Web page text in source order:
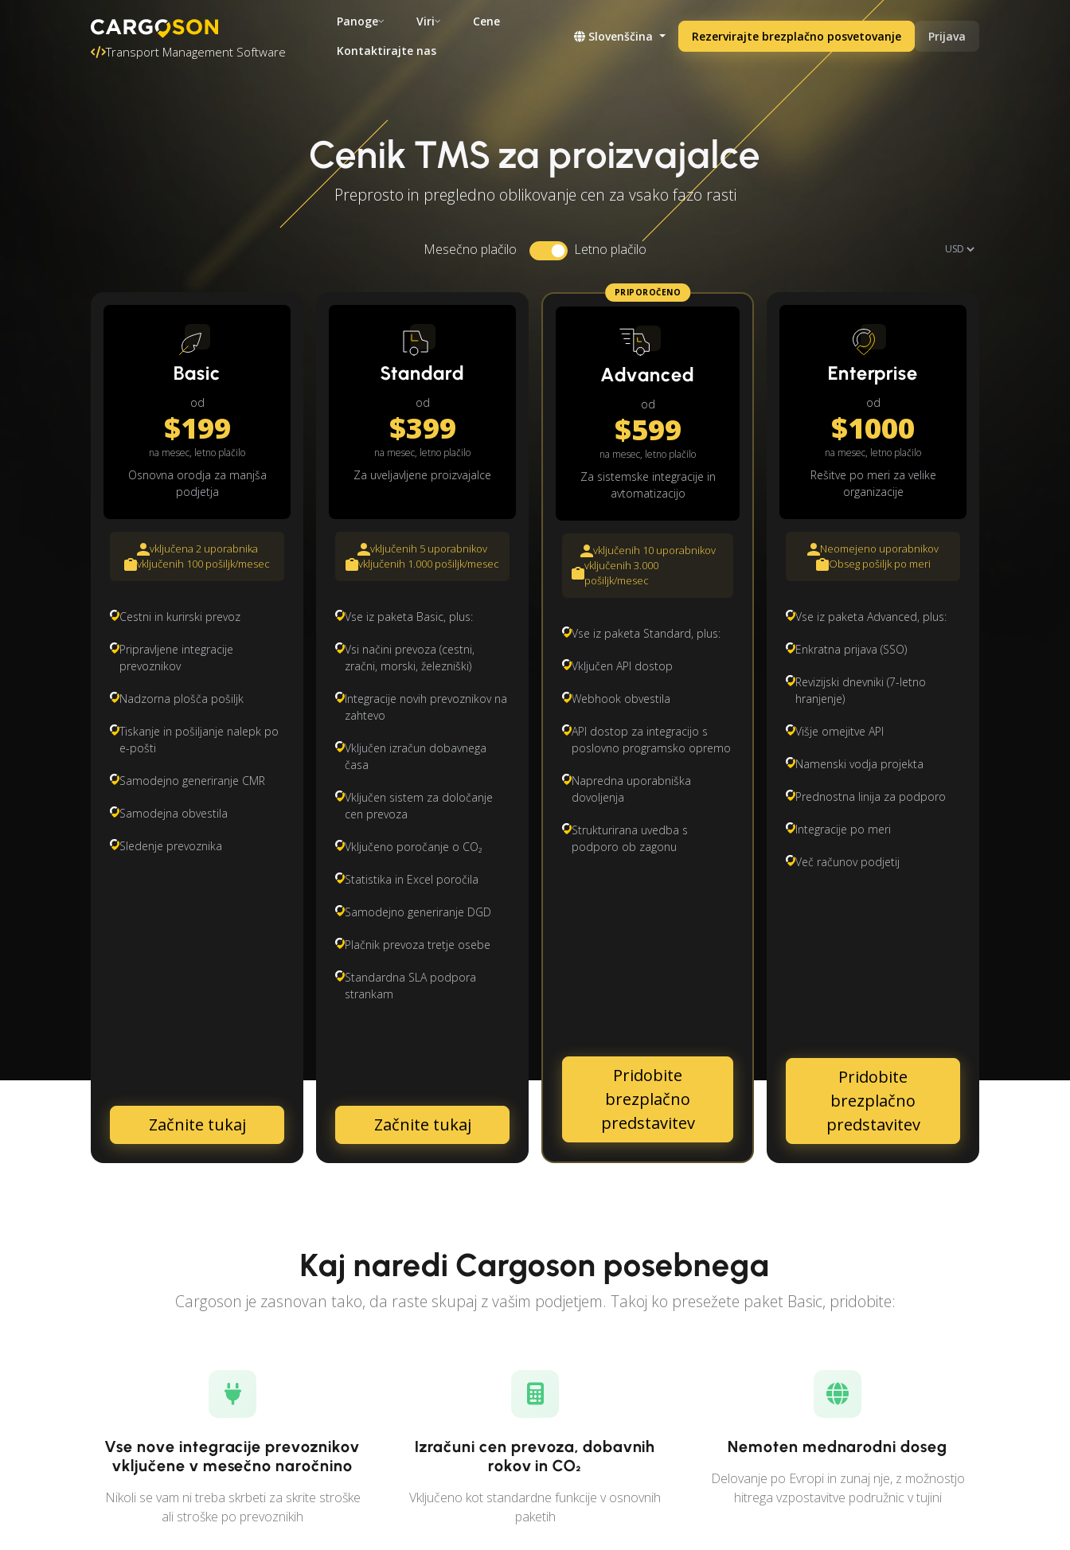
Transport Management Software
Panoge Viri
Cene
Kontaktirajte nas
Slovenščina Rezervirajte brezplačno posvetovanje Prijava
Cenik TMS za proizvajalce
Preprosto in pregledno oblikovanje cen za vsako fazo rasti
Mesečno plačilo Letno plačilo
Basic
od
$199
na mesec, letno plačilo
Osnovna orodja za manjša
podjetja
vključena 2 uporabnika
vključenih 100 pošiljk/mesec
Cestni in kurirski prevoz
Pripravljene integracije
prevoznikov
Nadzorna plošča pošiljk
Tiskanje in pošiljanje nalepk po
e-pošti
Samodejno generiranje CMR
Samodejna obvestila
Sledenje prevoznika
Začnite tukaj
Standard
od
$399
na mesec, letno plačilo
Za uveljavljene proizvajalce
vključenih 5 uporabnikov
vključenih 1.000 pošiljk/mesec
Vse iz paketa Basic, plus:
Vsi načini prevoza (cestni,
zračni, morski, železniški)
Integracije novih prevoznikov na
zahtevo
Vključen izračun dobavnega
časa
Vključen sistem za določanje
cen prevoza
Vključeno poročanje o CO₂
Statistika in Excel poročila
Samodejno generiranje DGD
Plačnik prevoza tretje osebe
Standardna SLA podpora
strankam
Začnite tukaj
PRIPOROČENO
Advanced
od
$599
na mesec, letno plačilo
Za sistemske integracije in
avtomatizacijo
vključenih 10 uporabnikov
vključenih 3.000
pošiljk/mesec
Vse iz paketa Standard, plus:
Vključen API dostop
Webhook obvestila
API dostop za integracijo s
poslovno programsko opremo
Napredna uporabniška
dovoljenja
Strukturirana uvedba s
podporo ob zagonu
Pridobite
brezplačno
predstavitev
Enterprise
od
$1000
na mesec, letno plačilo
Rešitve po meri za velike
organizacije
Neomejeno uporabnikov
Obseg pošiljk po meri
Vse iz paketa Advanced, plus:
Enkratna prijava (SSO)
Revizijski dnevniki (7-letno
hranjenje)
Višje omejitve API
Namenski vodja projekta
Prednostna linija za podporo
Integracije po meri
Več računov podjetij
Pridobite
brezplačno
predstavitev
Kaj naredi Cargoson posebnega
Cargoson je zasnovan tako, da raste skupaj z vašim podjetjem. Takoj ko presežete paket Basic, pridobite:
Vse nove integracije prevoznikov
vključene v mesečno naročnino
Nikoli se vam ni treba skrbeti za skrite stroške
ali stroške po prevoznikih
Izračuni cen prevoza, dobavnih
rokov in CO₂
Vključeno kot standardne funkcije v osnovnih
paketih
Nemoten mednarodni doseg
Delovanje po Evropi in zunaj nje, z možnostjo
hitrega vzpostavitve podružnic v tujini